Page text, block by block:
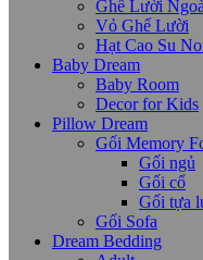
Ghế Lười
Vỏ Ghế Lười
Hạt Cao Su
Baby Dream
Baby Room
Decor for Kids
Pillow Dream
Gối Memory
Gối ngủ
Gối cổ
Gối tựa
Gối Sofa
Dream Bedding